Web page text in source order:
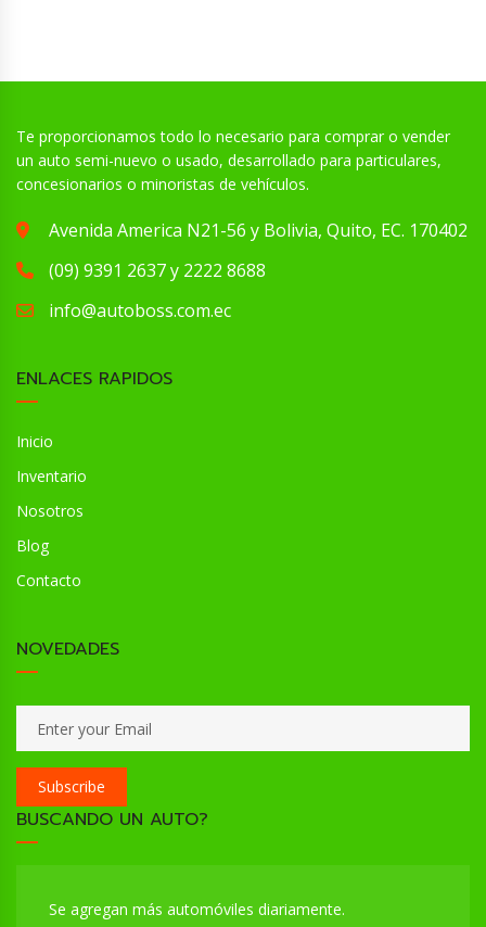
Te proporcionamos todo lo necesario para comprar o vender
un auto semi-nuevo o usado, desarrollado para particulares,
concesionarios o minoristas de vehículos.
Avenida America N21-56 y Bolivia, Quito, EC. 170402
(09) 9391 2637 y 2222 8688
info@autoboss.com.ec
ENLACES RAPIDOS
Inicio
Inventario
Nosotros
Blog
Contacto
NOVEDADES
Subscribe
BUSCANDO UN AUTO?
Se agregan más automóviles diariamente.